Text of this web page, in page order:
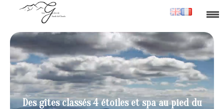
Des gîtes classés 4 étoiles et spa au pied du